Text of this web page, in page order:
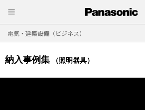
電気・建築設備（ビジネス）
納入事例集 （照明器具）